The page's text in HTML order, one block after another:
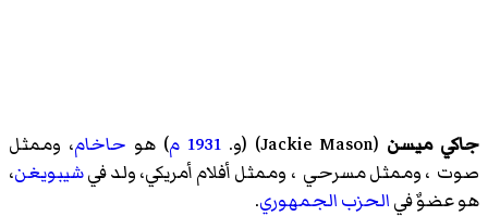
جاكي ميسن (
Jackie Mason)‏ (و. 1931 م) هو حاخام، وممثل
صوت ، وممثل مسرحي ، وممثل أفلام أمريكي، ولد فيشيبويغن،
هو عضوٌ فيالحزب الجمهوري.